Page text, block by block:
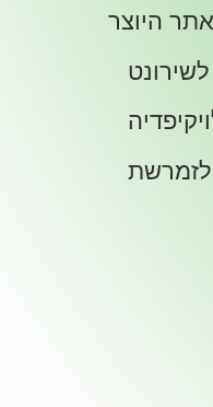
היוצר
לזמרשת